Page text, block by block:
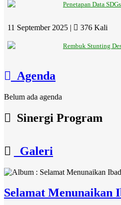
Penetapan Data
11 September 2025 | 376 Kali
Rembuk Stunting
Agenda
Belum ada agenda
Sinergi Program
Galeri
Selamat Menunaikan